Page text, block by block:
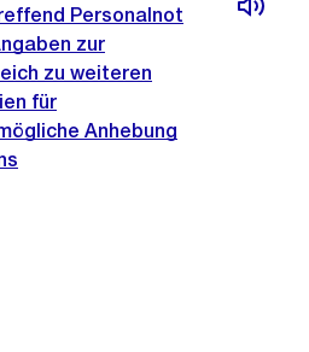
Personalnot
zur
zu weiteren
für
Anhebung